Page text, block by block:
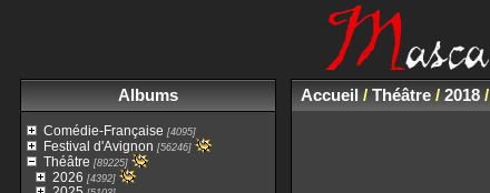
Albums
Comédie-Française [4095]
Festival d'Avignon [56246]
Théâtre [89225]
2026 [4392]
Accueil/ Théâtre/ 2018/